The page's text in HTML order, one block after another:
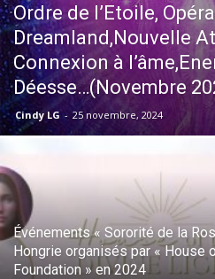
Ordre de l’Etoile,
Dreamland,Nouvelle
Connexion à
Déesse…(Novembre
Cindy LG - 25 novembre, 2024
Événements « Sororité de la
Hongrie organisés par « House
Foundation » en 2024